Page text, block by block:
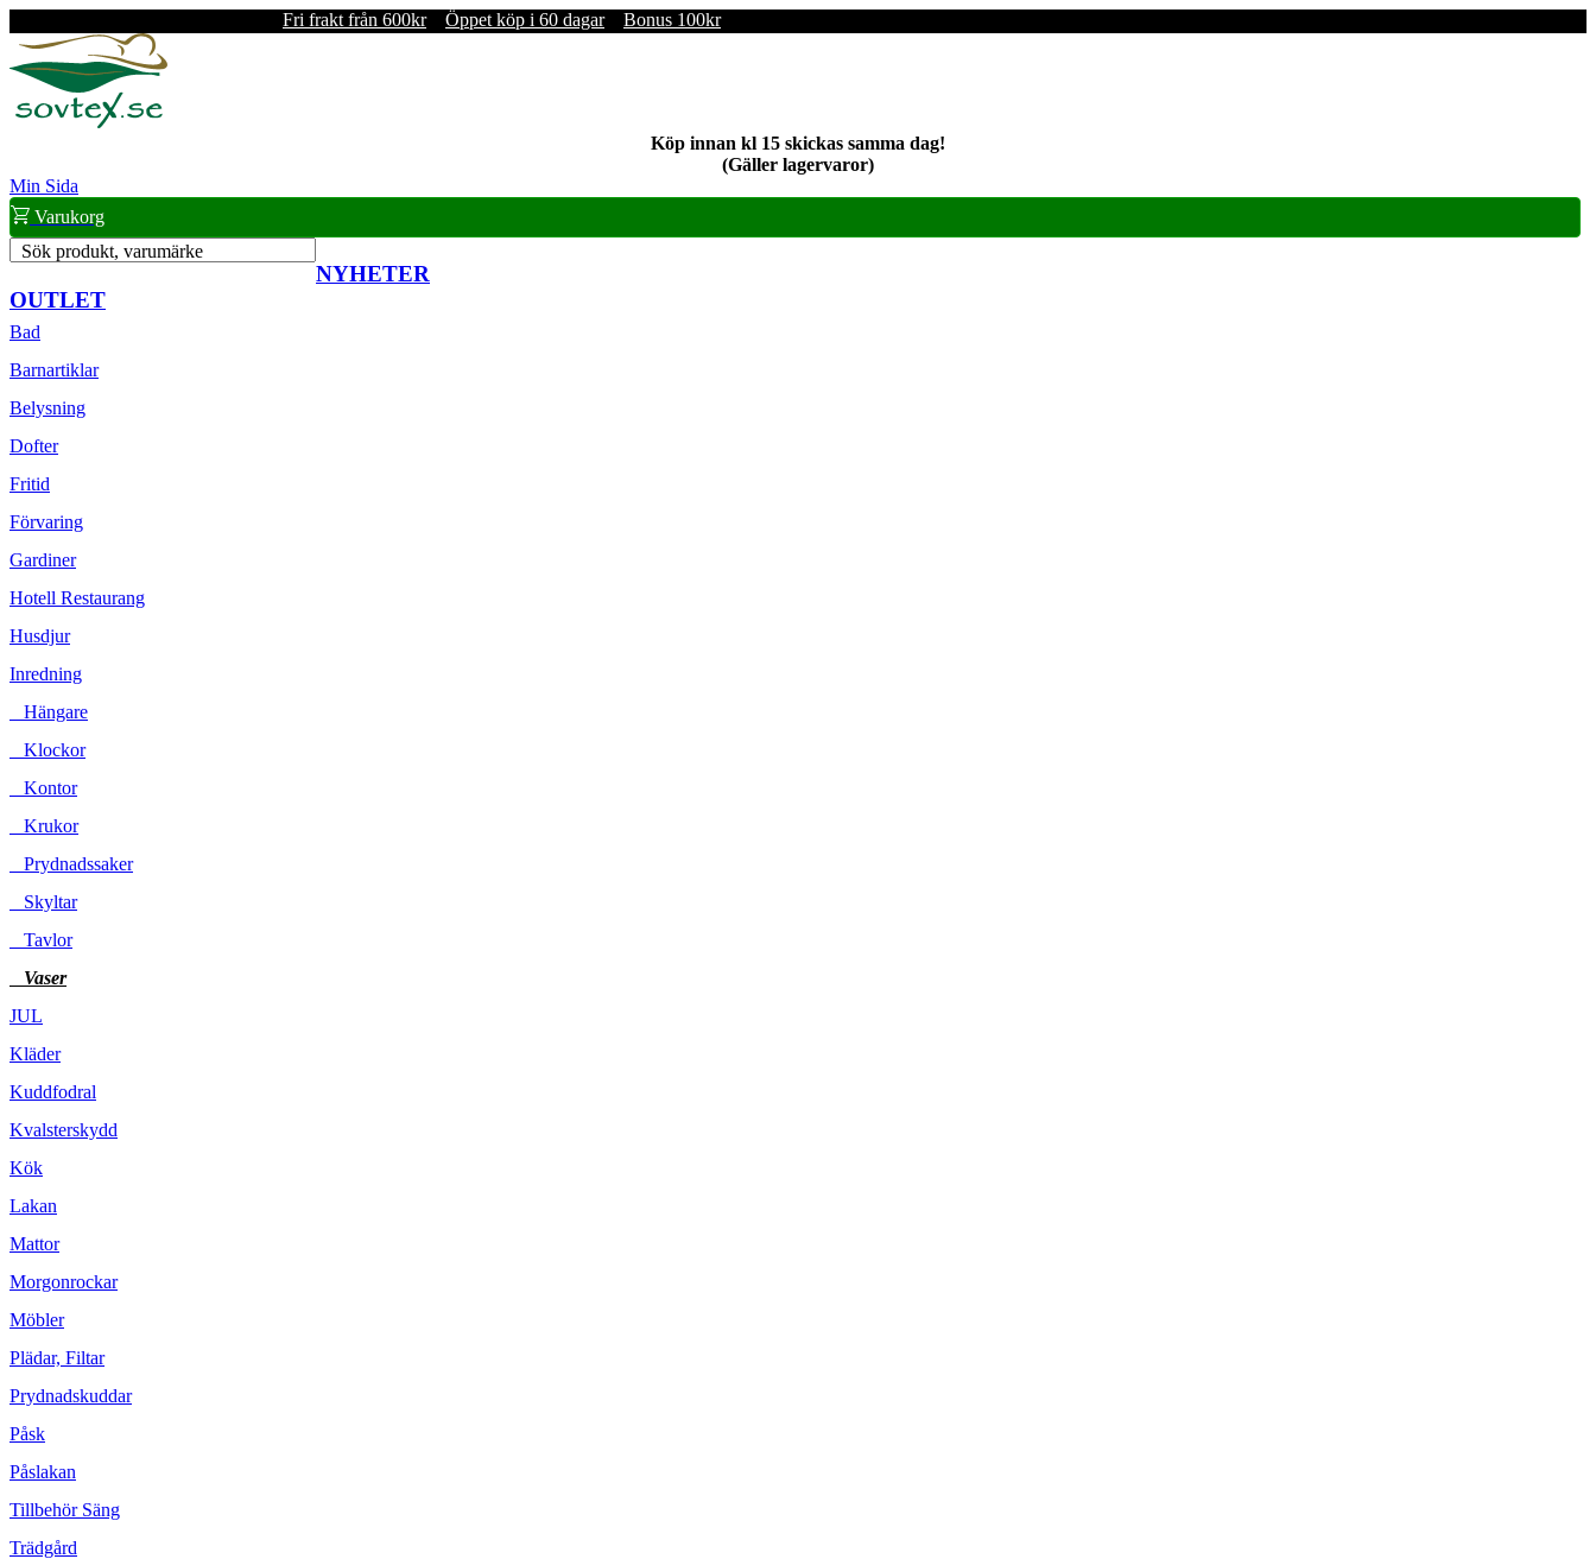
Fri frakt från 600kr Öppet köp i 60 dagar Bonus 100kr
Köp innan kl 15 skickas samma dag!
(Gäller lagervaror)
Min Sida
Varukorg
Sök produkt, varumärke
NYHETER
OUTLET
Bad
Barnartiklar
Belysning
Dofter
Fritid
Förvaring
Gardiner
Hotell Restaurang
Husdjur
Inredning
Hängare
Klockor
Kontor
Krukor
Prydnadssaker
Skyltar
Tavlor
Vaser
JUL
Kläder
Kuddfodral
Kvalsterskydd
Kök
Lakan
Mattor
Morgonrockar
Möbler
Plädar, Filtar
Prydnadskuddar
Påsk
Påslakan
Tillbehör Säng
Trädgård